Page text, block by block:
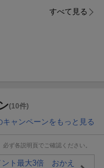
すべて見る
(10件)
キャンペーンをもっと見る
ず各説明頁でご確認ください。
ント最大3倍 おかえ